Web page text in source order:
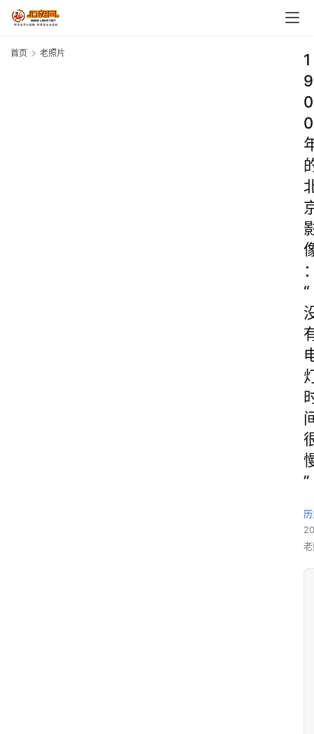
首页 老照片
1
9
0
0
“
”